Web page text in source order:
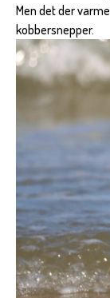
Men det der
kobbersnepper.